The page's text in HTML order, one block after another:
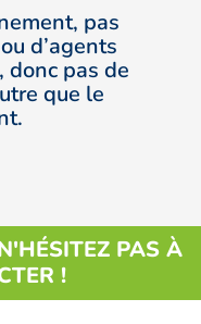
pas
d’agents
donc pas de
que le
PAS À
!